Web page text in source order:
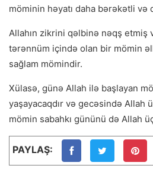
möminin həyatı daha bərəkətli və
Allahın zikrini qəlbinə nəqş etmiş
tərənnüm içində olan bir mömin
sağlam mömindir.
Xülasə, günə Allah ilə başlayan
yaşayacaqdır və gecəsində Allah
mömin sabahkı gününü də Allah
PAYLAŞ: